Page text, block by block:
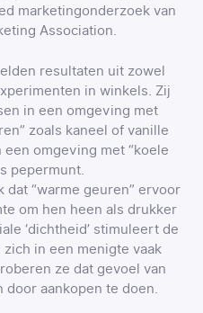
marketingonderzoek van
Association.
resultaten uit zowel
in winkels. Zij
in een omgeving met
zoals kaneel of vanille
omgeving met “koele
pepermunt.
dat “warme geuren” ervoor
om hen heen als drukker
‘dichtheid’ stimuleert de
in een menigte vaak
ze dat gevoel van
aankopen te doen.